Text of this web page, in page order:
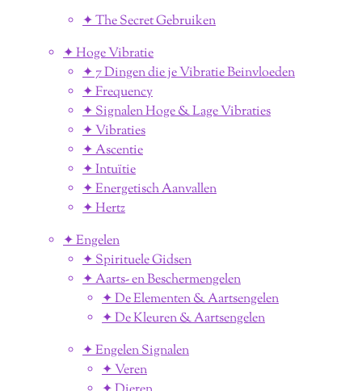
✦ The Secret Gebruiken
✦ Hoge Vibratie
✦ 7 Dingen die je Vibratie Beinvloeden
✦ Frequency
✦ Signalen Hoge & Lage Vibraties
✦ Vibraties
✦ Ascentie
✦ Intuïtie
✦ Energetisch Aanvallen
✦ Hertz
✦ Engelen
✦ Spirituele Gidsen
✦ Aarts- en Beschermengelen
✦ De Elementen & Aartsengelen
✦ De Kleuren & Aartsengelen
✦ Engelen Signalen
✦ Veren